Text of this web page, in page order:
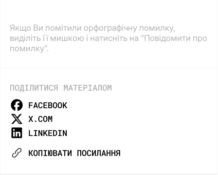
Якщо Ви помітили орфографічну помилку,
виділіть її мишкою і натисніть на “Повідомити про
помилку”.
ПОДІЛИТИСЯ МАТЕРІАЛОМ
FACEBOOK
X.COM
LINKEDIN
КОПІЮВАТИ ПОСИЛАННЯ